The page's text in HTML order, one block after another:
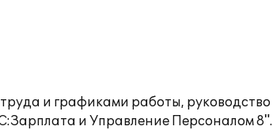
и графиками работы, руководство
и Управление Персоналом 8".